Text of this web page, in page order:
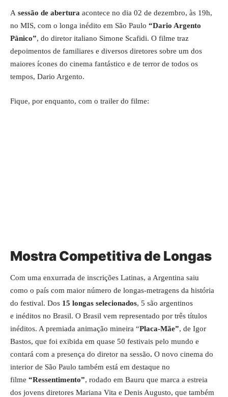
A sessão de abertura acontece no dia 02 de dezembro, às 19h,
no MIS, com o longa inédito em São Paulo “Dario Argento
Pânico”, do diretor italiano Simone Scafidi. O filme traz
depoimentos de familiares e diversos diretores sobre um dos
maiores ícones do cinema fantástico e de terror de todos os
tempos, Dario Argento.
Fique, por enquanto, com o trailer do filme:
Mostra Competitiva de Longas
Com uma enxurrada de inscrições Latinas, a Argentina saiu
como o país com maior número de longas-metragens da história
do festival. Dos 15 longas selecionados, 5 são argentinos
e inéditos no Brasil. O Brasil vem representado por três títulos
inéditos. A premiada animação mineira “Placa-Mãe”, de Igor
Bastos, que foi exibida em quase 50 festivais pelo mundo e
contará com a presença do diretor na sessão. O novo cinema do
interior de São Paulo também está em destaque no
filme “Ressentimento”, rodado em Bauru que marca a estreia
dos jovens diretores Mariana Vita e Denis Augusto, que também